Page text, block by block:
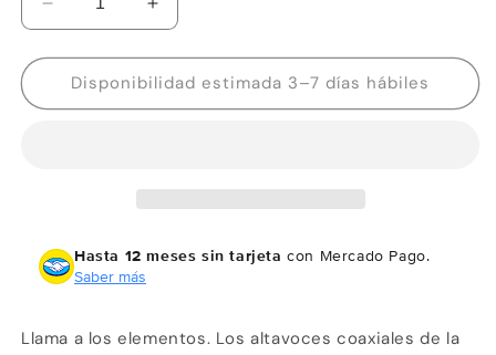
Reducir
cantidad
para
Garmin
Bocinas
Signature
Series
3i
Aumentar
cantidad
para
Garmin
Bocinas
Signature
Series
Disponibilidad estimada 3–7 días hábiles
Hasta 12 meses sin tarjeta con Mercado Pago.
Saber más
Llama a los elementos. Los altavoces coaxiales de la